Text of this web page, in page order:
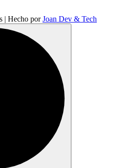
| Hecho porJoan Dev & Tech